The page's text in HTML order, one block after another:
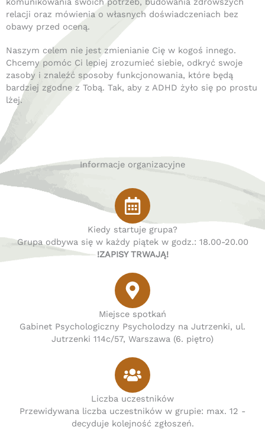
relacji oraz mówienia o własnych doświadczeniach bez
obawy przed oceną.
Naszym celem nie jest zmienianie Cię w kogoś innego.
Chcemy pomóc Ci lepiej zrozumieć siebie, odkryć swoje
zasoby i znaleźć sposoby funkcjonowania, które będą
bardziej zgodne z Tobą. Tak, aby z ADHD żyło się po prostu
lżej.
Informacje organizacyjne
Kiedy startuje grupa?
Grupa odbywa się w każdy piątek w godz.: 18.00-20.00
!ZAPISY TRWAJĄ!
Miejsce spotkań
Gabinet Psychologiczny Psycholodzy na Jutrzenki, ul.
Jutrzenki 114c/57, Warszawa (6. piętro)
Liczba uczestników
Przewidywana liczba uczestników w grupie: max. 12 -
decyduje kolejność zgłoszeń.